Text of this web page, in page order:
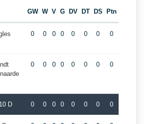
GW W V G DV DT DS Ptn
0 0 0 0 0 0 0 0
0 0 0 0 0 0 0 0
D 0 0 0 0 0 0 0 0